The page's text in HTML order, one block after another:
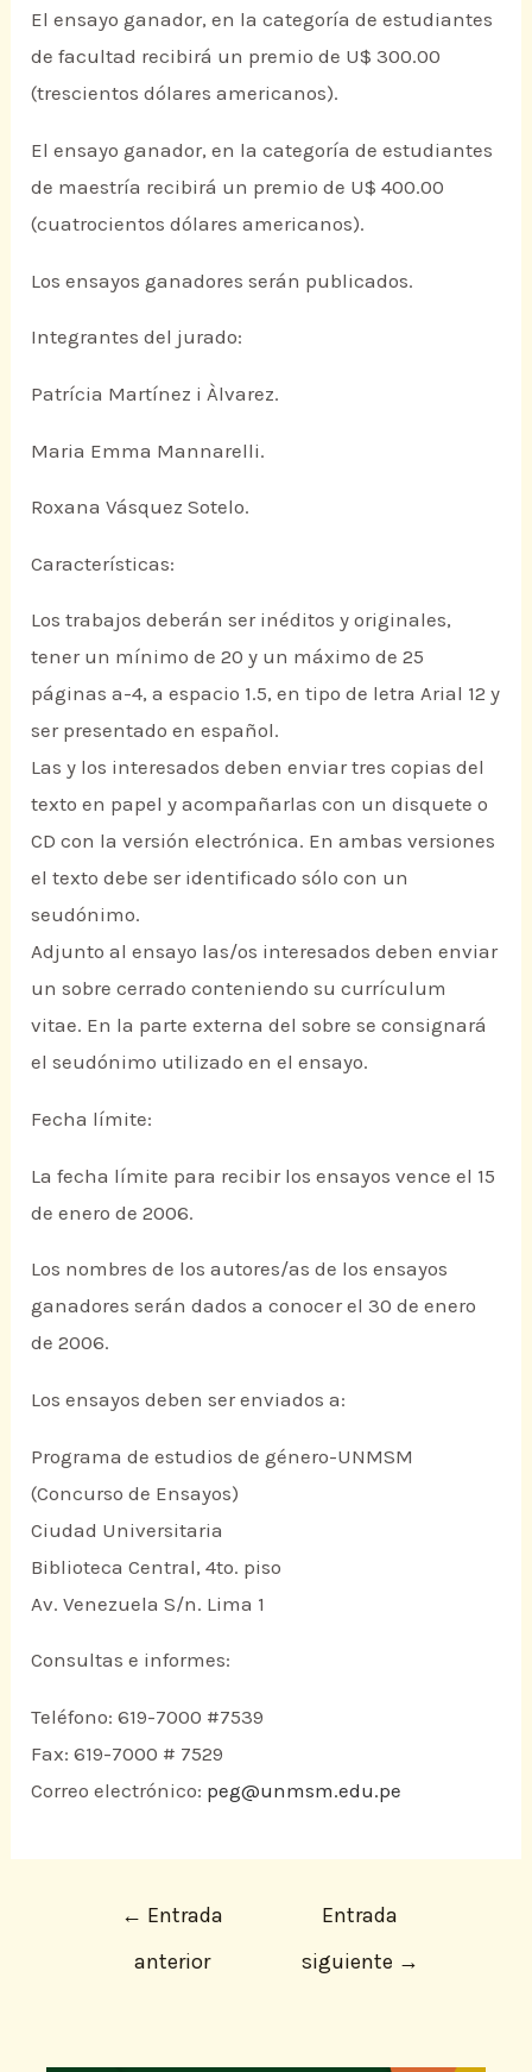
El ensayo ganador, en la categoría de estudiantes
de facultad recibirá un premio de U$ 300.00
(trescientos dólares americanos).
El ensayo ganador, en la categoría de estudiantes
de maestría recibirá un premio de U$ 400.00
(cuatrocientos dólares americanos).
Los ensayos ganadores serán publicados.
Integrantes del jurado:
Patrícia Martínez i Àlvarez.
Maria Emma Mannarelli.
Roxana Vásquez Sotelo.
Características:
Los trabajos deberán ser inéditos y originales,
tener un mínimo de 20 y un máximo de 25
páginas a-4, a espacio 1.5, en tipo de letra Arial 12 y
ser presentado en español.
Las y los interesados deben enviar tres copias del
texto en papel y acompañarlas con un disquete o
CD con la versión electrónica. En ambas versiones
el texto debe ser identificado sólo con un
seudónimo.
Adjunto al ensayo las/os interesados deben enviar
un sobre cerrado conteniendo su currículum
vitae. En la parte externa del sobre se consignará
el seudónimo utilizado en el ensayo.
Fecha límite:
La fecha límite para recibir los ensayos vence el 15
de enero de 2006.
Los nombres de los autores/as de los ensayos
ganadores serán dados a conocer el 30 de enero
de 2006.
Los ensayos deben ser enviados a:
Programa de estudios de género-UNMSM
(Concurso de Ensayos)
Ciudad Universitaria
Biblioteca Central, 4to. piso
Av. Venezuela S/n. Lima 1
Consultas e informes:
Teléfono: 619-7000 #7539
Fax: 619-7000 # 7529
Correo electrónico: peg@unmsm.edu.pe
← Entrada
anterior
Entrada
siguiente →